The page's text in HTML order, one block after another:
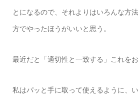
とになるので、それよりはいろんな方
方でやったほうがいいと思う。
最近だと「適切性と一致する」これをお
私はパッと手に取って使えるように、